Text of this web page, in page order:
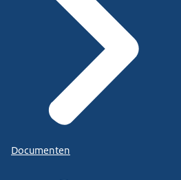
Documenten